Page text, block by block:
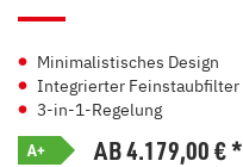
Minimalistisches Design
Integrierter Feinstaubfilter
3-in-1-Regelung
A+ AB 4.179,00€*